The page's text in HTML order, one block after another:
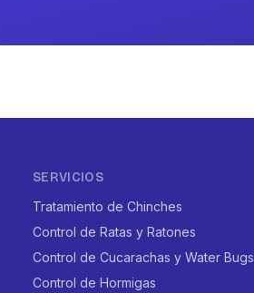
SERVICIOS
Tratamiento de Chinches
Control de Ratas y Ratones
Control de Cucarachas y Water Bugs
Control de Hormigas